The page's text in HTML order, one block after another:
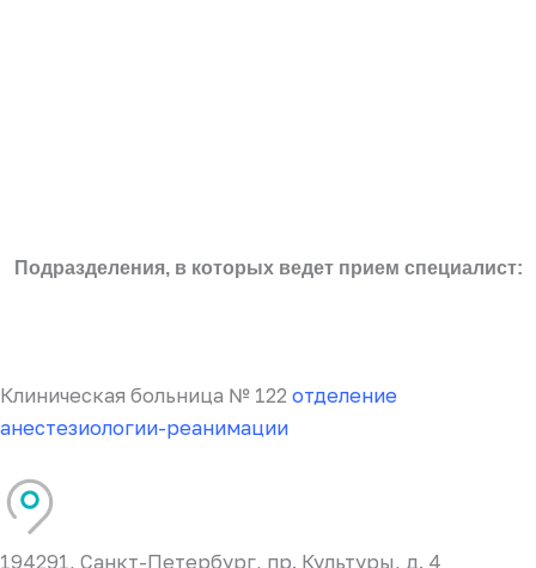
Подразделения, в которых ведет прием специалист:
Клиническая больница № 122 отделение
анестезиологии-реанимации
194291, Санкт-Петербург, пр. Культуры, д. 4